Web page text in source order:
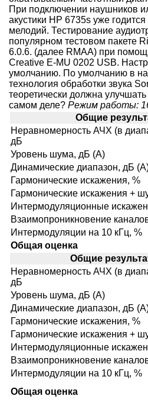
При подключении наушников
акустики HP 6735s уже
мелодий. Тестирование
популярном тестовом пакете
6.0.6. (далее RMAA) при
Creative E-MU 0202 USB.
умолчанию. По умолчанию в
технология обработки звука
теоретически должна улучшать
самом деле? Режим работы:
Общие
Неравномерность АЧХ (в
дБ
Уровень шума, дБ (А)
Динамические диапазон, дБ
Гармонические искажения, %
Гармонические искажения +
Интермодуляционные
Взаимопроникновение
Интермодуляции на 10 кГц, %
Общая оценка
Общие
Неравномерность АЧХ (в
дБ
Уровень шума, дБ (А)
Динамические диапазон, дБ
Гармонические искажения, %
Гармонические искажения +
Интермодуляционные
Взаимопроникновение
Интермодуляции на 10 кГц, %
Общая оценка